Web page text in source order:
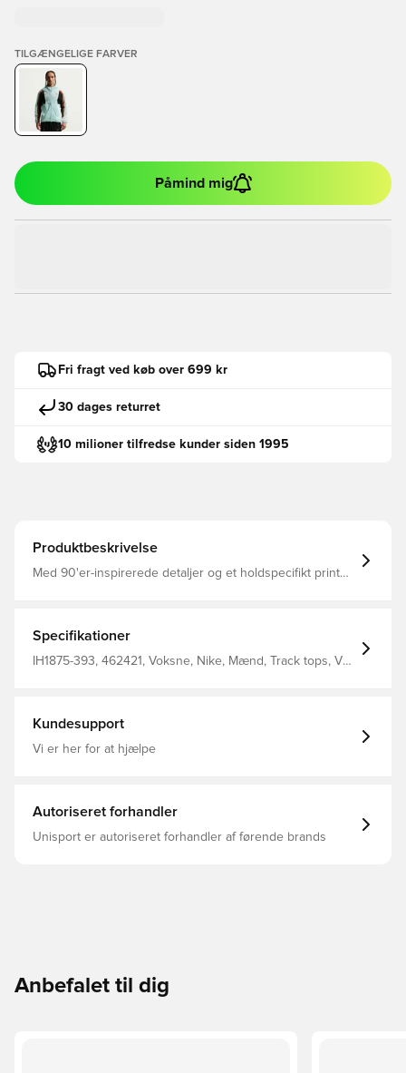
TILGÆNGELIGE FARVER
Påmind mig
Fri fragt ved køb over 699 kr
30 dages returret
10 milioner tilfredse kunder siden 1995
Produktbeskrivelse
Med 90'er-inspirerede detaljer og et holdspecifikt print
Specifikationer
IH1875-393, 462421, Voksne, Nike, Mænd, Track tops, VM,
Kundesupport
Vi er her for at hjælpe
Autoriseret forhandler
Unisport er autoriseret forhandler af førende brands
Anbefalet til dig